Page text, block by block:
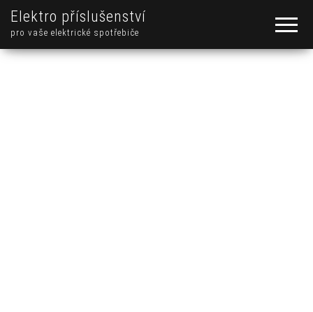
Elektro příslušenství
pro vaše elektrické spotřebiče